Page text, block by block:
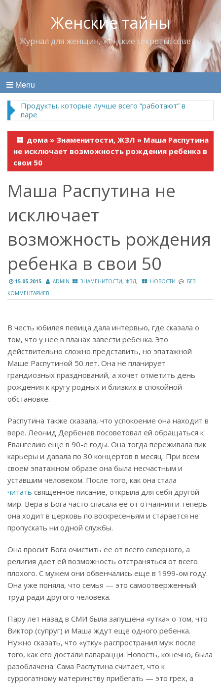
Женские тайны
Журнал для женщин, женские секреты, советы
Menu
Продукты, которые лучше всего “работают” в
паре
дома » Знаменитости, ЖЗЛ » Маша Распутина
не исключает возможность рождения ребенка в
свои 50
Маша Распутина не
исключает
возможность рождения
ребенка в свои 50
15.05.2015 ADMIN ЗНАМЕНИТОСТИ, ЖЗЛ, НОВОСТИ
БЕЗ
КОММЕНТАРИЕВ
В честь юбилея певица дала интервью, где сказала о
том, что у нее в планах завести ребенка. Это
действительно сложно представить, но эпатажной
Маше Распутиной 50 лет. Она не планирует
грандиозных празднований, а хочет отметить день
рождения к кругу родных и близких в спокойной
обстановке.
Распутина также сказала, что успокоение она находит в
вере. Леонид Дербенев посоветовал ей обращаться к
Евангелию еще в 90-е годы. Она тогда переживала пик
карьеры и давала по 30 концертов в месяц. При всем
своем эпатажном образе она была несчастным и
уставшим человеком. После того, как она стала
читать священное писание, открыла для себя другой
мир. Вера в Бога часто спасала ее от отчаяния и теперь
она ходит в церковь по воскресеньям и старается не
пропускать ни одной службы.
Она просит Бога очистить ее от всего скверного, а
религия дает ей возможность отстраняться от всего
плохого. С мужем они обвенчались еще в 1999-ом году.
Она уже поняла, что семья — это самоотверженный
труд ради другого человека.
Пару лет назад в СМИ была запущена «утка» о том, что
Виктор (супруг) и Маша ждут еще одного ребенка.
Нужно сказать, что «утку» распространил муж после
того, как его достали папарацци. Новость, конечно, была
разоблачена. Сама Распутина считает, что к
суррогатному материнству прибегать — это грех, а